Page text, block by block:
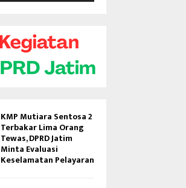
KMP Mutiara Sentosa 2
Terbakar Lima Orang
Tewas, DPRD Jatim
Minta Evaluasi
Keselamatan Pelayaran